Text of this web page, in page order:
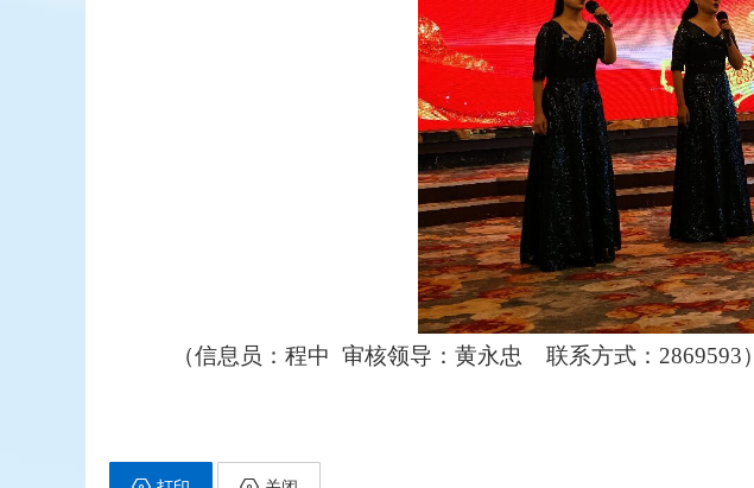
（信息员：程中 审核领导：黄永忠 联系方式：2869593）